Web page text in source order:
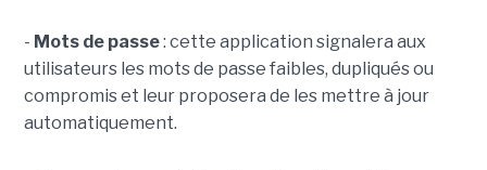
- Mots de passe: cette application signalera aux
utilisateurs les mots de passe faibles, dupliqués ou
compromis et leur proposera de les mettre à jour
automatiquement.